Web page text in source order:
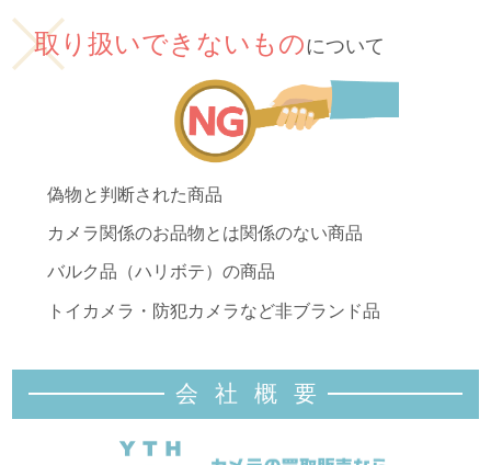
取り扱いできないものについて
偽物と判断された商品
カメラ関係のお品物とは関係のない商品
バルク品（ハリボテ）の商品
トイカメラ・防犯カメラなど非ブランド品
会社概 要